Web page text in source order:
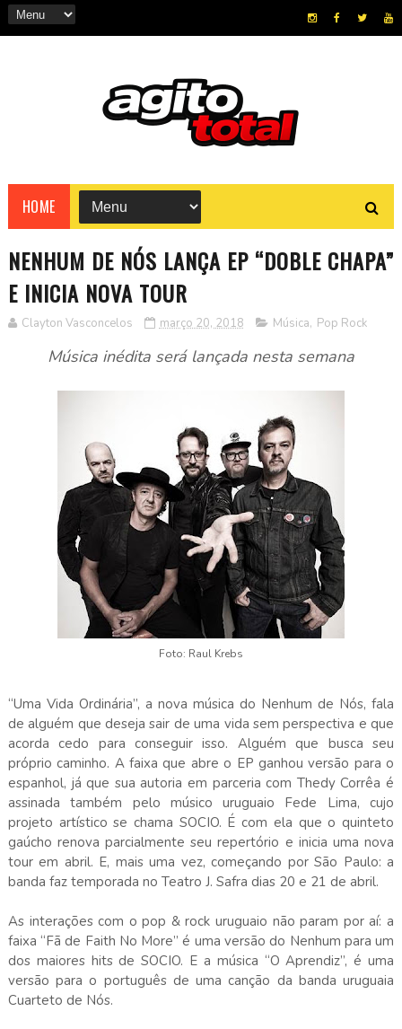
HOME
NENHUM DE NÓS LANÇA EP “DOBLE CHAPA”
E INICIA NOVA TOUR
Clayton Vasconcelos março 20, 2018 Música, Pop Rock
Música inédita será lançada nesta semana
Foto: Raul Krebs
“Uma Vida Ordinária”, a nova música do Nenhum de Nós, fala
de alguém que deseja sair de uma vida sem perspectiva e que
acorda cedo para conseguir isso. Alguém que busca seu
próprio caminho. A faixa que abre o EP ganhou versão para o
espanhol, já que sua autoria em parceria com Thedy Corrêa é
assinada também pelo músico uruguaio Fede Lima, cujo
projeto artístico se chama SOCIO. É com ela que o quinteto
gaúcho renova parcialmente seu repertório e inicia uma nova
tour em abril. E, mais uma vez, começando por São Paulo: a
banda faz temporada no Teatro J. Safra dias 20 e 21 de abril.
As interações com o pop & rock uruguaio não param por aí: a
faixa “Fã de Faith No More” é uma versão do Nenhum para um
dos maiores hits de SOCIO. E a música “O Aprendiz”, é uma
versão para o português de uma canção da banda uruguaia
Cuarteto de Nós.